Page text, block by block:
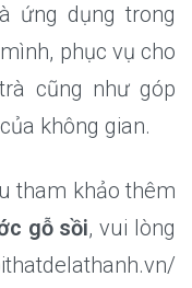
ứng dụng trong
phục vụ cho
cũng như góp
không gian.
tham khảo thêm
gỗ sồi, vui lòng